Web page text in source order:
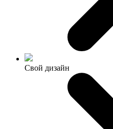
Свой дизайн